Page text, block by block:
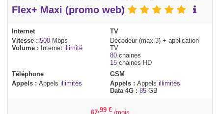
Flex+ Maxi (promo web)
Internet
Vitesse : 500 Mbps
Volume :
Internet illimité
TV
Décodeur (max 3) + application
TV
80 chaines
15 chaines HD
Téléphone
Appels : Appels illimités
GSM
Appels : Appels illimités
Data 4G : 85 GB
67,99 € /mois